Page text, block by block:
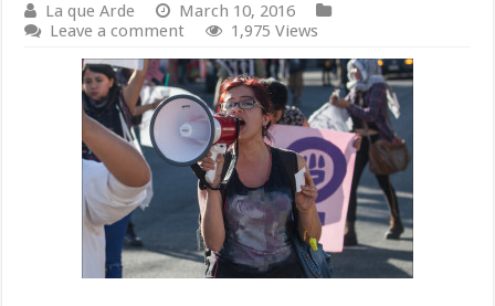
La que Arde
March 10, 2016
Leave a comment
1,975 Views